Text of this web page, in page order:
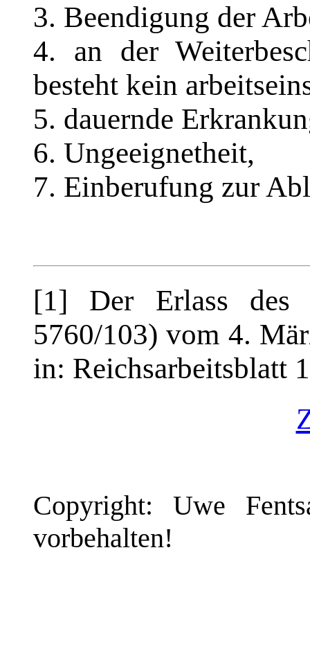
3. Beendigung der
4. an der
besteht kein
5. dauernde
6. Ungeeignetheit,
7. Einberufung zur
[1] Der Erlass des
5760/103) vom 4.
in: Reichsarbeitsblatt
Copyright: Uwe
vorbehalten!